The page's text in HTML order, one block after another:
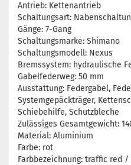
Antrieb: Kettenantrieb
Schaltungsart:
Gänge: 7-Gang
Schaltungsmarke: Shimano
Schaltungsmodell: Nexus
Bremssystem: hydraulische
Gabelfederweg: 50 mm
Ausstattung: Federgabel,
Systemgepäckträger,
Schiebehilfe, Schutzbleche
Zulässiges Gesamtgewicht:
Material: Aluminium
Farbe: rot
Farbbezeichnung: traffic red /